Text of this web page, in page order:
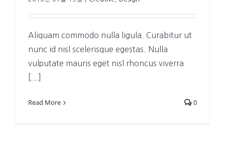
Aliquam commodo nulla ligula. Curabitur ut
nunc id nisl scelerisque egestas. Nulla
vulputate mauris eget nisl rhoncus viverra
Read More 0